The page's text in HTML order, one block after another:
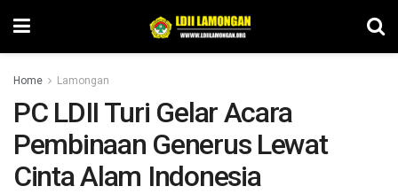
Home Lamongan
PC LDII Turi Gelar Acara
Pembinaan Generus Lewat
Cinta Alam Indonesia